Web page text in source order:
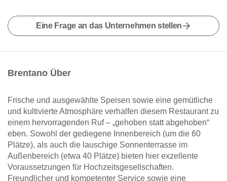
Eine Frage an das Unternehmen stellen
Brentano Über
Frische und ausgewählte Speisen sowie eine gemütliche
und kultivierte Atmosphäre verhalfen diesem Restaurant zu
einem hervorragenden Ruf – „gehoben statt abgehoben“
eben. Sowohl der gediegene Innenbereich (um die 60
Plätze), als auch die lauschige Sonnenterrasse im
Außenbereich (etwa 40 Plätze) bieten hier exzellente
Voraussetzungen für Hochzeitsgesellschaften.
Freundlicher und kompetenter Service sowie eine